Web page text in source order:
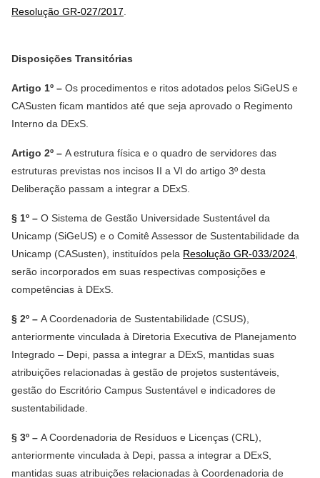
Resolução GR-027/2017
Disposições Transitórias
Artigo 1º – Os procedimentos e ritos adotados pelos SiGeUS e
CASusten ficam mantidos até que seja aprovado o Regimento
Interno da DExS.
Artigo 2º – A estrutura física e o quadro de servidores das
estruturas previstas nos incisos II a VI do artigo 3º desta
Deliberação passam a integrar a DExS.
§ 1º – O Sistema de Gestão Universidade Sustentável da
Unicamp (SiGeUS) e o Comitê Assessor de Sustentabilidade da
Unicamp (CASusten), instituídos pela Resolução GR-033/2024
serão incorporados em suas respectivas composições e
competências à DExS.
§ 2º – A Coordenadoria de Sustentabilidade (CSUS),
anteriormente vinculada à Diretoria Executiva de Planejamento
Integrado – Depi, passa a integrar a DExS, mantidas suas
atribuições relacionadas à gestão de projetos sustentáveis,
gestão do Escritório Campus Sustentável e indicadores de
sustentabilidade.
§ 3º – A Coordenadoria de Resíduos e Licenças (CRL),
anteriormente vinculada à Depi, passa a integrar a DExS,
mantidas suas atribuições relacionadas à Coordenadoria de